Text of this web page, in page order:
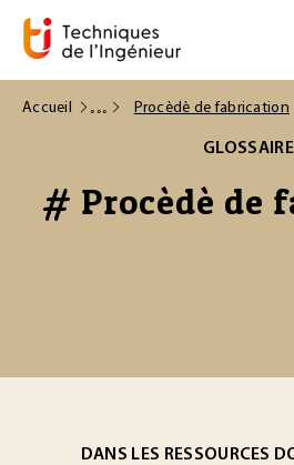
Accueil Procèdè de fabrication
GLOSSAIRE
# Procèdè de
DANS LES RESSOURCES